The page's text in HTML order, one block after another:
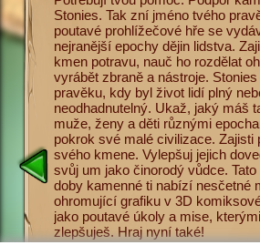
je
doby
ženy
ze
Stonies. Tak zní jméno tvého
poutavé prohlížečové hře se
nejranější epochy dějin lidstva.
kmen potravu, nauč ho rozdělat
vyrábět zbraně a nástroje.
pravěku, kdy byl život lidí plný
neodhadnutelný. Ukaž, jaký máš
muže, ženy a děti různými
pokrok své malé civilizace. Zajisti
svého kmene. Vylepšuj jejich
svůj um jako činorodý vůdce.
doby kamenné ti nabízí nesčetné
ohromující grafiku v 3D
jako poutavé úkoly a mise,
zlepšuješ. Hraj nyní také!